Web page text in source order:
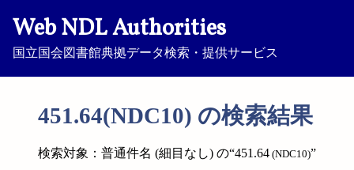
Web NDL Authorities
国立国会図書館典拠データ検索・提供サービス
451.64(NDC10) の検索結果
検索対象：普通件名 (細目なし) の“451.64 (NDC10)”